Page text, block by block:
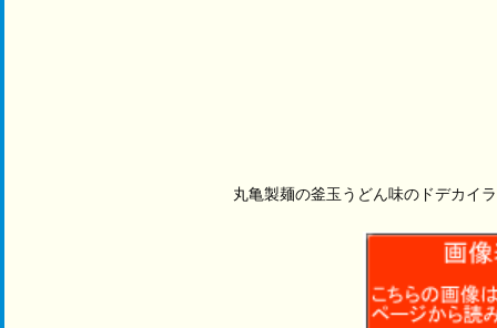
丸亀製麺の釜玉うどん味のドデカイ